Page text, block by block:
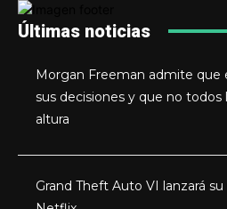
Últimas noticias
Morgan Freeman admite que
sus decisiones y que no todos
altura
Grand Theft Auto VI lanzará